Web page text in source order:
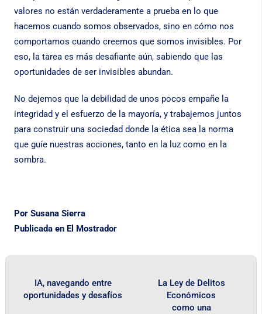
valores no están verdaderamente a prueba en lo que
hacemos cuando somos observados, sino en cómo nos
comportamos cuando creemos que somos invisibles. Por
eso, la tarea es más desafiante aún, sabiendo que las
oportunidades de ser invisibles abundan.
No dejemos que la debilidad de unos pocos empañe la
integridad y el esfuerzo de la mayoría, y trabajemos juntos
para construir una sociedad donde la ética sea la norma
que guíe nuestras acciones, tanto en la luz como en la
sombra.
Por Susana Sierra
Publicada en El Mostrador
IA, navegando entre
oportunidades y desafíos
La Ley de Delitos
Económicos
como una